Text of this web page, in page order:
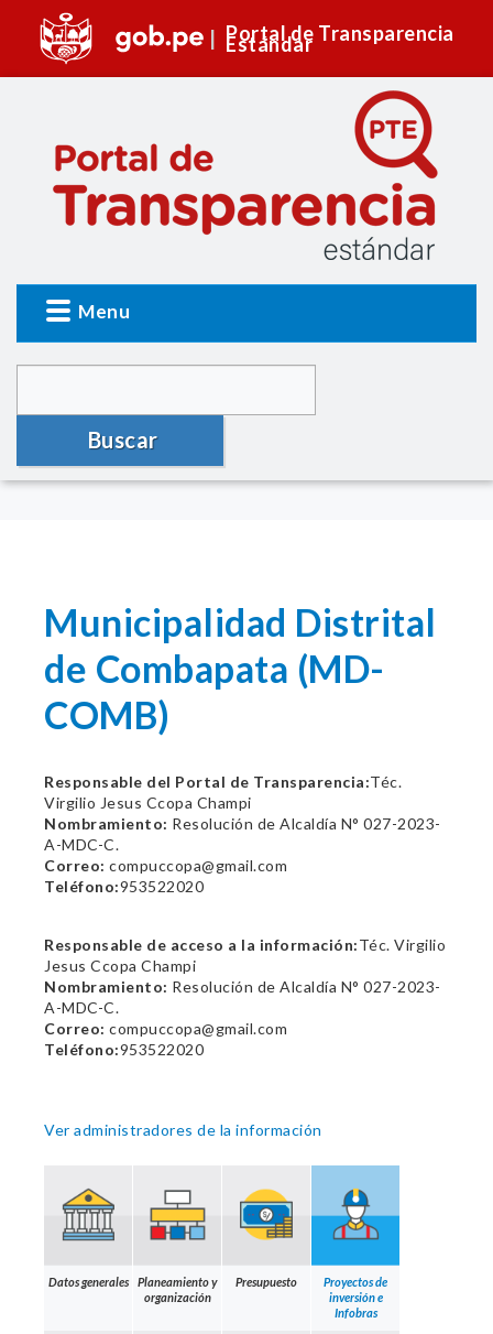
Portal de Transparencia
Estándar
Menu
Buscar
Municipalidad Distrital
de Combapata (MD-
COMB)
Responsable del Portal de Transparencia:Téc.
Virgilio Jesus Ccopa Champi
Nombramiento: Resolución de Alcaldía N° 027-2023-
A-MDC-C.
Correo: compuccopa@gmail.com
Teléfono:953522020
Responsable de acceso a la información:Téc. Virgilio
Jesus Ccopa Champi
Nombramiento: Resolución de Alcaldía N° 027-2023-
A-MDC-C.
Correo: compuccopa@gmail.com
Teléfono:953522020
Ver administradores de la información
Datos generales
Planeamiento y
organización
Presupuesto
Proyectos de
inversión e
Infobras